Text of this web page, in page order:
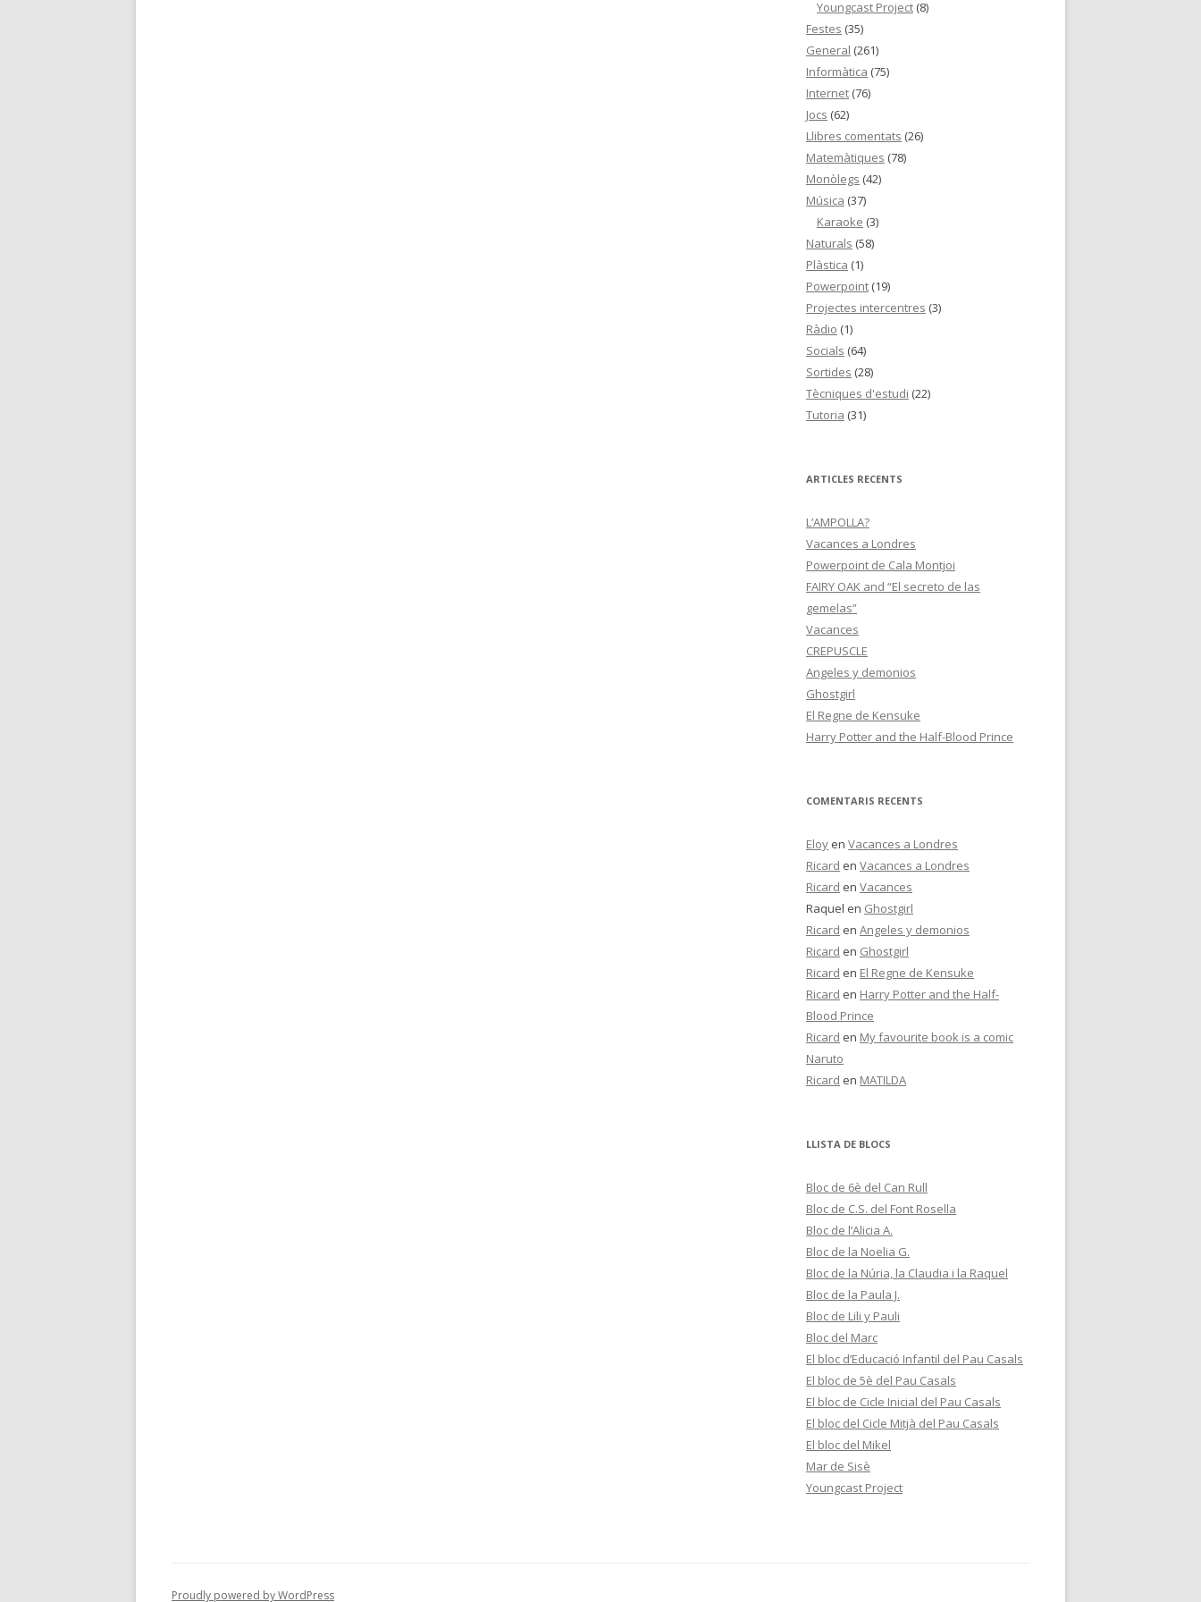
Youngcast Project (8)
Festes (35)
General (261)
Informàtica (75)
Internet (76)
Jocs (62)
Llibres comentats (26)
Matemàtiques (78)
Monòlegs (42)
Música (37)
Karaoke (3)
Naturals (58)
Plàstica (1)
Powerpoint (19)
Projectes intercentres (3)
Ràdio (1)
Socials (64)
Sortides (28)
Tècniques d'estudi (22)
Tutoria (31)
ARTICLES RECENTS
L’AMPOLLA?
Vacances a Londres
Powerpoint de Cala Montjoi
FAIRY OAK and “El secreto de las
gemelas”
Vacances
CREPUSCLE
Angeles y demonios
Ghostgirl
El Regne de Kensuke
Harry Potter and the Half-Blood Prince
COMENTARIS RECENTS
Eloy en Vacances a Londres
Ricard en Vacances a Londres
Ricard en Vacances
Raquel en Ghostgirl
Ricard en Angeles y demonios
Ricard en Ghostgirl
Ricard en El Regne de Kensuke
Ricard en Harry Potter and the Half-
Blood Prince
Ricard en My favourite book is a comic
Naruto
Ricard en MATILDA
LLISTA DE BLOCS
Bloc de 6è del Can Rull
Bloc de C.S. del Font Rosella
Bloc de l’Alicia A.
Bloc de la Noelia G.
Bloc de la Núria, la Claudia i la Raquel
Bloc de la Paula J.
Bloc de Lili y Pauli
Bloc del Marc
El bloc d’Educació Infantil del Pau Casals
El bloc de 5è del Pau Casals
El bloc de Cicle Inicial del Pau Casals
El bloc del Cicle Mitjà del Pau Casals
El bloc del Mikel
Mar de Sisè
Youngcast Project
Proudly powered by WordPress